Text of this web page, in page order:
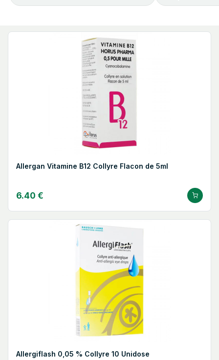
Allergan Vitamine B12 Collyre Flacon de 5ml
6.40 €
Allergiflash 0,05 % Collyre 10 Unidose